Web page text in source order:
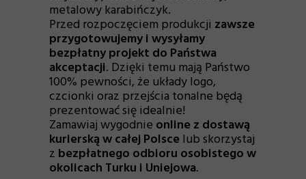
metalowy karabińczyk.
Przed rozpoczęciem produkcji zawsze
przygotowujemy i wysyłamy
bezpłatny projekt do Państwa
akceptacji. Dzięki temu mają Państwo
100% pewności, że układy logo,
czcionki oraz przejścia tonalne będą
prezentować się idealnie!
Zamawiaj wygodnie online z dostawą
kurierską w całej Polsce lub skorzystaj
z bezpłatnego odbioru osobistego w
okolicach Turku i Uniejowa.